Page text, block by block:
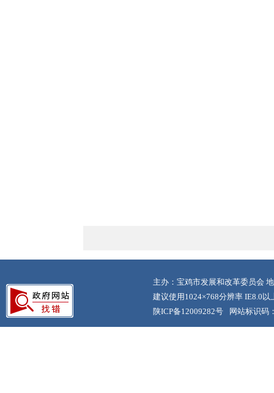
主办：宝鸡市发展和改革委员会
建议使用1024×768分辨率 IE8.0以
陕ICP备12009282号
网站标识码